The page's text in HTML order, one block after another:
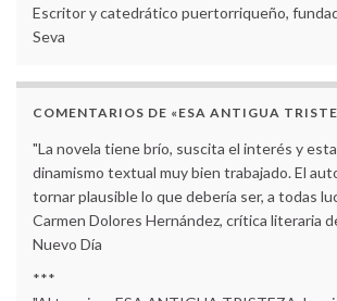
Escritor y catedrático puertorriqueño,
Seva
COMENTARIOS DE «ESA ANTIGUA
"La novela tiene brío, suscita el interés y
dinamismo textual muy bien trabajado. El
tornar plausible lo que debería ser, a todas
Carmen Dolores Hernández, crítica literaria
Nuevo Día
***